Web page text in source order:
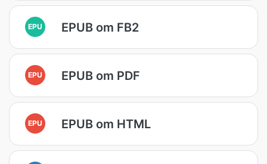
EPU EPUB om FB2
EPU EPUB om PDF
EPU EPUB om HTML